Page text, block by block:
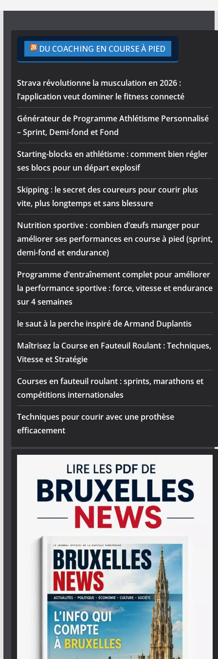
DU COACHING EN COURSE À PIED
Strava révolutionne la musculation en 2026 :
l’application veut dominer le fitness connecté
Générateur de Programme Athlétisme Personnalisé
– Sprint, Demi-fond et Fond
Starting-blocks en athlétisme : comment bien régler
ses blocs pour un départ explosif
Skipping : le secret des coureurs pour courir plus
vite, plus longtemps et sans blessure
Nutrition sportive : combien d’œufs manger pour
améliorer ses performances en course à pied (sprint,
demi-fond et endurance)
Programme d’entraînement complet pour améliorer
la performance sportive : force, vitesse et endurance
sur 4 semaines
le saut à la perche inspiré de Armand Duplantis
Maîtrisez la Course en Fauteuil Roulant : Techniques,
Vitesse et Stratégie
Courses en fauteuil roulant : sprints, marathons et
compétitions internationales
Techniques pour courir avec une prothèse
efficacement